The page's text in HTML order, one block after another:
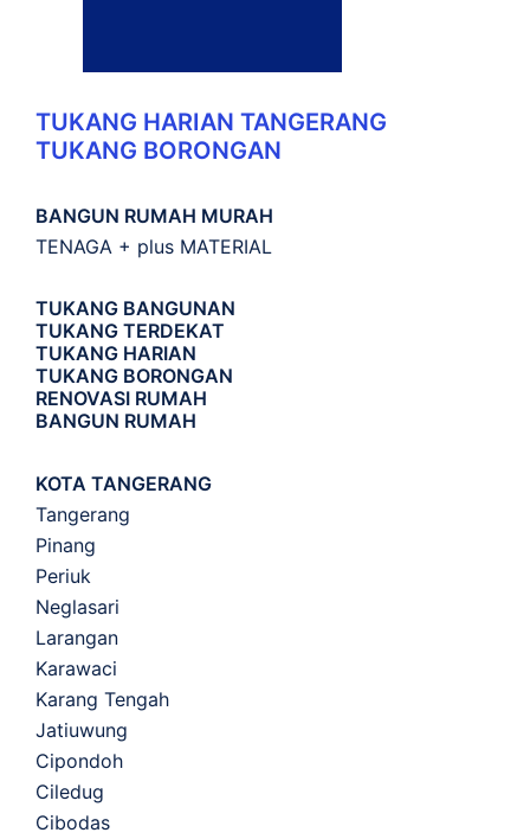
TUKANG HARIAN TANGERANG
TUKANG BORONGAN
BANGUN RUMAH MURAH
TENAGA + plus MATERIAL
TUKANG BANGUNAN
TUKANG TERDEKAT
TUKANG HARIAN
TUKANG BORONGAN
RENOVASI RUMAH
BANGUN RUMAH
KOTA TANGERANG
Tangerang
Pinang
Periuk
Neglasari
Larangan
Karawaci
Karang Tengah
Jatiuwung
Cipondoh
Ciledug
Cibodas